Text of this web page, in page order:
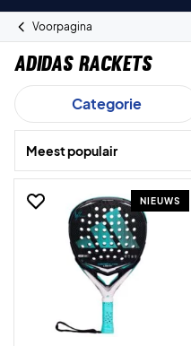
Voorpagina
Adidas Rackets
Categorie
Meest populair
NIEUWS